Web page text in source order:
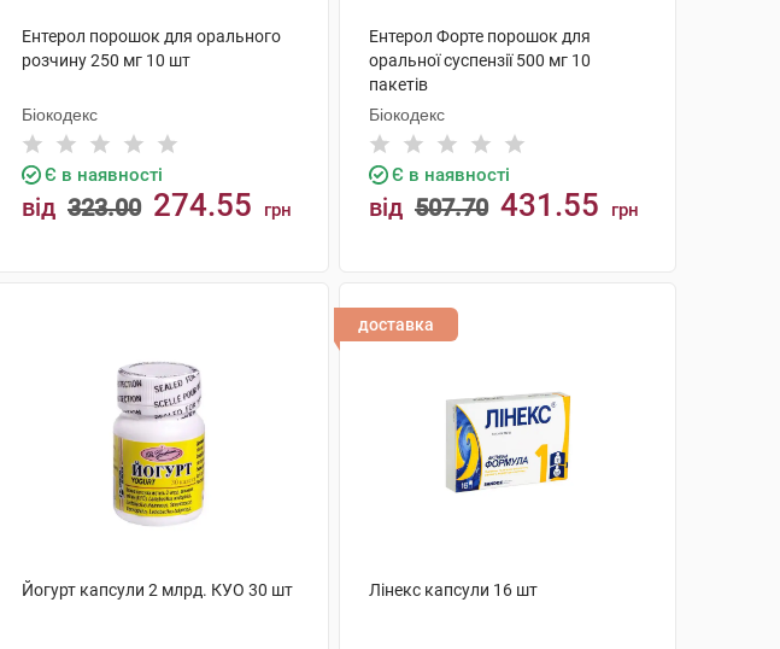
Ентерол порошок для орального
розчину 250 мг 10 шт
Біокодекс
Є в наявності
від 323.00 274.55 грн
Ентерол Форте порошок для
оральної суспензії 500 мг 10
пакетів
Біокодекс
Є в наявності
від 507.70 431.55 грн
Йогурт капсули 2 млрд. КУО 30 шт
доставка
Лінекс капсули 16 шт